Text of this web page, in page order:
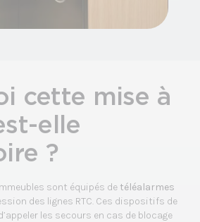
cette mise à
elle
?
sont équipés de téléalarmes
des lignes RTC. Ces dispositifs de
les secours en cas de blocage